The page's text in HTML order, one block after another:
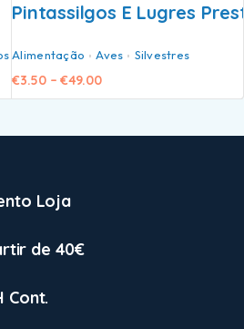
Pintassilgos E Lugres
Alimentação Aves Silvestres
€3.50 – €49.00
Loja
de 40€
Cont.